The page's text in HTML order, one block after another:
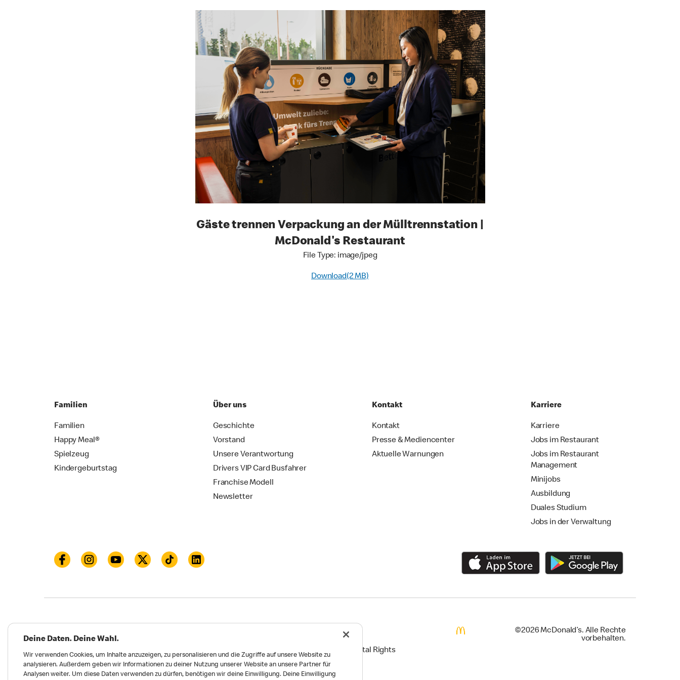
Gäste trennen Verpackung an der Mülltrennstation |
McDonald's Restaurant
File Type: image/jpeg
Download(2 MB)
Familien
Familien
Happy Meal®
Spielzeug
Kindergeburtstag
Über uns
Geschichte
Vorstand
Unsere Verantwortung
Drivers VIP Card Busfahrer
Franchise Modell
Newsletter
Kontakt
Kontakt
Presse & Mediencenter
Aktuelle Warnungen
Karriere
Karriere
Jobs im Restaurant
Jobs im Restaurant
Management
Minijobs
Ausbildung
Duales Studium
Jobs in der Verwaltung
Meldungen zu Menschen- und Umweltrechten Reports on Human and Environmental Rights
Erklärung zur Barrierefreiheit Privatsphäre Einstellungen
©2026 McDonald’s. Alle Rechte
vorbehalten.
Deine Daten. Deine Wahl.
Wir verwenden Cookies, um Inhalte anzuzeigen, zu personalisieren und die Zugriffe auf unsere Website zu
analysieren. Außerdem geben wir Informationen zu deiner Nutzung unserer Website an unsere Partner für
Analysen weiter. Um diese Daten verwenden zu dürfen, benötigen wir deine Einwilligung. Deine Einwilligung